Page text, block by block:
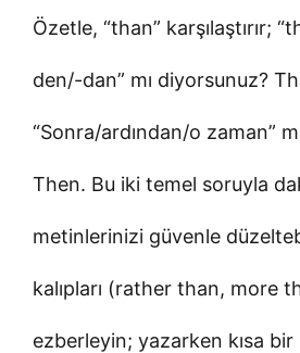
Özetle, “than” karşılaştırır;
den/-dan” mı diyorsunuz?
“Sonra/ardından/o zaman”
Then. Bu iki temel soruyla
metinlerinizi güvenle
kalıpları (rather than, more
ezberleyin; yazarken kısa